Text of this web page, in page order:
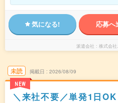
気になる! 応募へ
派遣会社 株式会社
未読
NEW
掲載日 2026/08/09
＼来社不要／単発1日